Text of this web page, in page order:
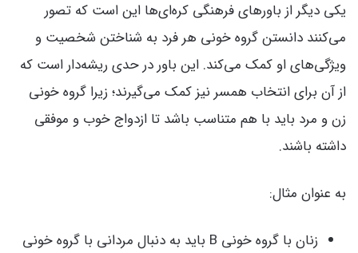
یکی دیگر از باورهای فرهنگی کره‌ای‌ها این است که تصور
می‌کنند دانستن گروه خونی هر فرد به شناختن شخصیت و
ویژگی‌های او کمک می‌کند. این باور در حدی ریشه‌دار است که
از آن برای انتخاب همسر نیز کمک می‌گیرند؛ زیرا گروه خونی
زن و مرد باید با هم متناسب باشد تا ازدواج خوب و موفقی
داشته باشند.
به عنوان مثال:
زنان با گروه خونی B باید به دنبال مردانی با گروه خونی